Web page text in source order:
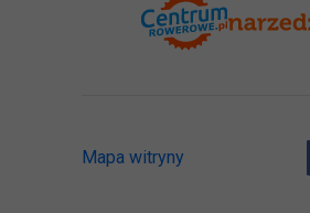
Mapa witryny